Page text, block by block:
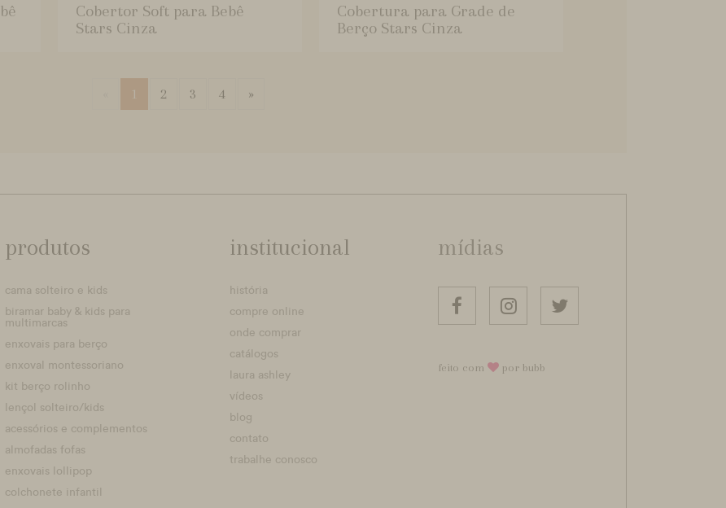
Cobertor Soft para Bebê
Stars Cinza
Cobertura para Grade de
Berço Stars Cinza
1 2 3 4 »
produtos
cama solteiro e kids
biramar baby & kids para
multimarcas
enxovais para berço
enxoval montessoriano
kit berço rolinho
lençol solteiro/kids
acessórios e complementos
almofadas fofas
enxovais lollipop
colchonete infantil
institucional
história
compre online
onde comprar
catálogos
laura ashley
vídeos
blog
contato
trabalhe conosco
mídias
feito com por bubb